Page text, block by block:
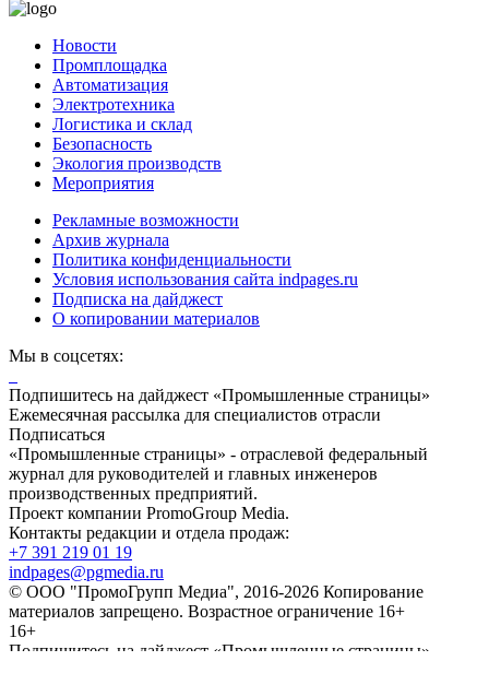
Новости
Промплощадка
Автоматизация
Электротехника
Логистика и склад
Безопасность
Экология производств
Мероприятия
Рекламные возможности
Архив журнала
Политика конфиденциальности
Условия использования сайта indpages.ru
Подписка на дайджест
О копировании материалов
Мы в соцсетях:
Подпишитесь на дайджест «Промышленные страницы»
Ежемесячная рассылка для специалистов отрасли
Подписаться
«Промышленные страницы» - отраслевой федеральный
журнал для руководителей и главных инженеров
производственных предприятий.
Проект компании PromoGroup Media.
Контакты редакции и отдела продаж:
+7 391 219 01 19
indpages@pgmedia.ru
© ООО "ПромоГрупп Медиа", 2016-2026 Копирование
материалов запрещено. Возрастное ограничение 16+
16+
Подпишитесь на дайджест «Промышленные страницы»